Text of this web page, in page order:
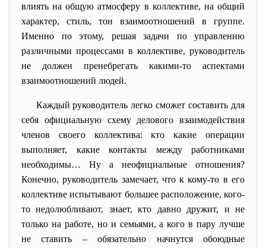
влиять на общую атмосферу в коллективе, на общий
характер, стиль, тон взаимоотношений в группе.
Именно по этому, решая задачи по управлению
различными процессами в коллективе, руководитель
не должен пренебрегать какими-то аспектами
взаимоотношений людей.
Каждый руководитель легко сможет составить для
себя официальную схему делового взаимодействия
членов своего коллектива: кто какие операции
выполняет, какие контакты между работниками
необходимы… Ну а неофициальные отношения?
Конечно, руководитель замечает, что к кому-то в его
коллективе испытывают большее расположение, кого-
то недолюбливают, знает, кто давно дружит, и не
только на работе, но и семьями, а кого в пару лучше
не ставить – обязательно начнутся обоюдные